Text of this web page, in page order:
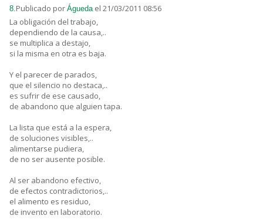
8.Publicado por Águeda el 21/03/2011 08:56
La obligación del trabajo,
dependiendo de la causa,..
se multiplica a destajo,
si la misma en otra es baja.
Y el parecer de parados,
que el silencio no destaca,..
es sufrir de ese causado,
de abandono que alguien tapa.
La lista que está a la espera,
de soluciones visibles,..
alimentarse pudiera,
de no ser ausente posible.
Al ser abandono efectivo,
de efectos contradictorios,..
el alimento es residuo,
de invento en laboratorio.